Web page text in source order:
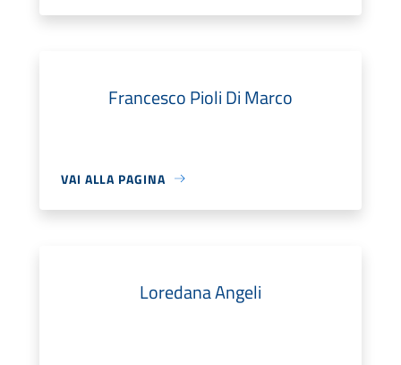
Francesco Pioli Di Marco
VAI ALLA PAGINA
Loredana Angeli